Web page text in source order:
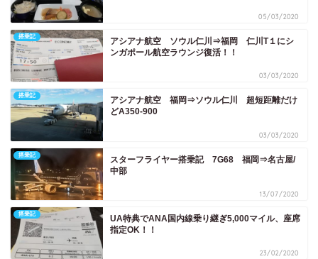
05/03/2020
搭乗記
アシアナ航空 ソウル仁川⇒福岡 仁川T１にシ
ンガポール航空ラウンジ復活！！
03/03/2020
搭乗記
アシアナ航空 福岡⇒ソウル仁川 超短距離だけ
どA350-900
03/03/2020
搭乗記
スターフライヤー搭乗記 7G68 福岡⇒名古屋/
中部
13/07/2020
搭乗記
UA特典でANA国内線乗り継ぎ5,000マイル、座席
指定OK！！
23/02/2020